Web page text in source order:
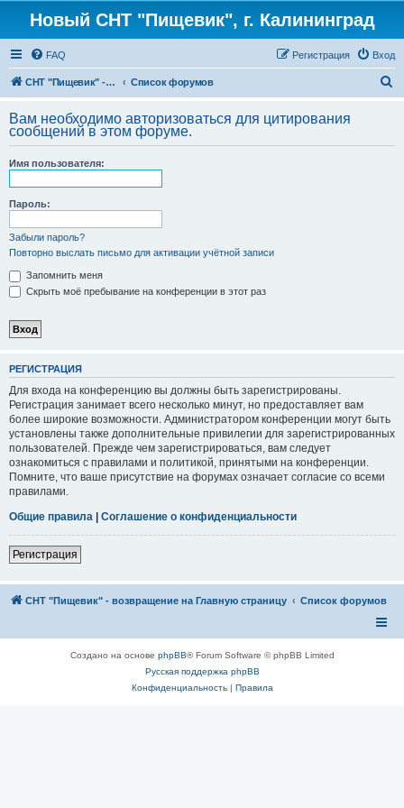
Новый СНТ "Пищевик", г. Калининград
FAQ Вход
Регистрация
СНТ "Пищевик" - возвращение на Главную страницу Список форумов
с
Вам необходимо авторизоваться для цитирования
сообщений в этом форуме.
Имя пользователя:
Пароль:
Забыли пароль?
Повторно выслать письмо для активации учётной записи
Запомнить меня
Скрыть моё пребывание на конференции в этот раз
РЕГИСТРАЦИЯ
Для входа на конференцию вы должны быть зарегистрированы.
Регистрация занимает всего несколько минут, но предоставляет вам
более широкие возможности. Администратором конференции могут быть
установлены также дополнительные привилегии для зарегистрированных
пользователей. Прежде чем зарегистрироваться, вам следует
ознакомиться с правилами и политикой, принятыми на конференции.
Помните, что ваше присутствие на форумах означает согласие со всеми
правилами.
Общие правила | Соглашение о конфиденциальности
Регистрация
СНТ "Пищевик" - возвращение на Главную страницу Список форумов
Создано на основе phpBB® Forum Software © phpBB Limited
Русская поддержка phpBB
Конфиденциальность| Правила